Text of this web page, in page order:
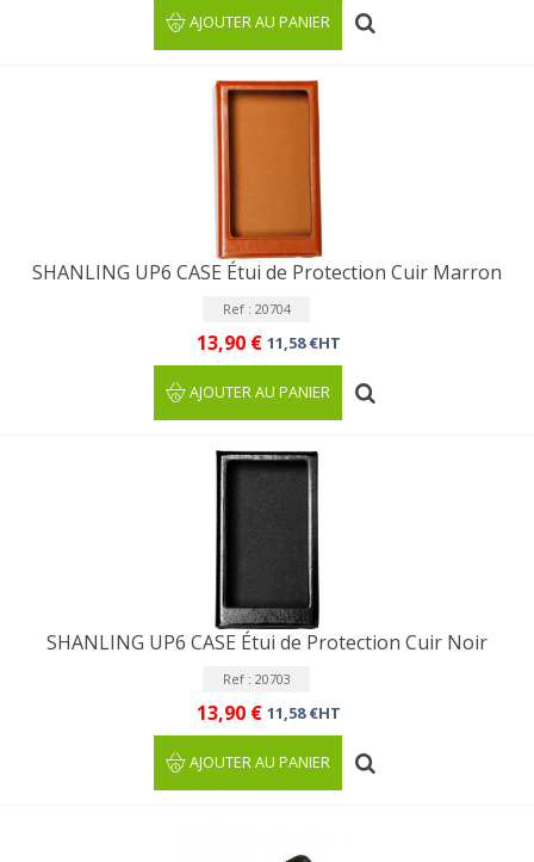
AJOUTER AU PANIER
SHANLING UP6 CASE Étui de Protection Cuir Marron
Ref : 20704
13,90 € 11,58 €HT
AJOUTER AU PANIER
SHANLING UP6 CASE Étui de Protection Cuir Noir
Ref : 20703
13,90 € 11,58 €HT
AJOUTER AU PANIER